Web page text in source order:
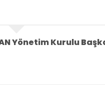
reklam alanlarındaki
süren işbirliğimizin en
Yönetim Kurulu